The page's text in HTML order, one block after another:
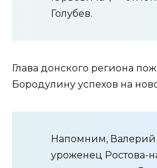
Голубев.
Глава донского региона
Бородулину успехов на
Напомним,
уроженец Ростова-